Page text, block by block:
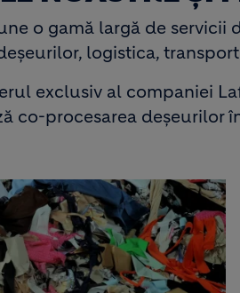
o gamă largă de servicii
logistica,
exclusiv al companiei
co-procesarea deşeurilor